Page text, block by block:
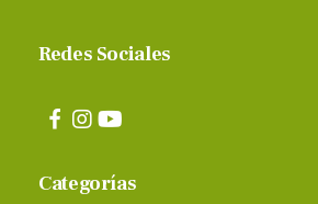
Redes Sociales
Categorías